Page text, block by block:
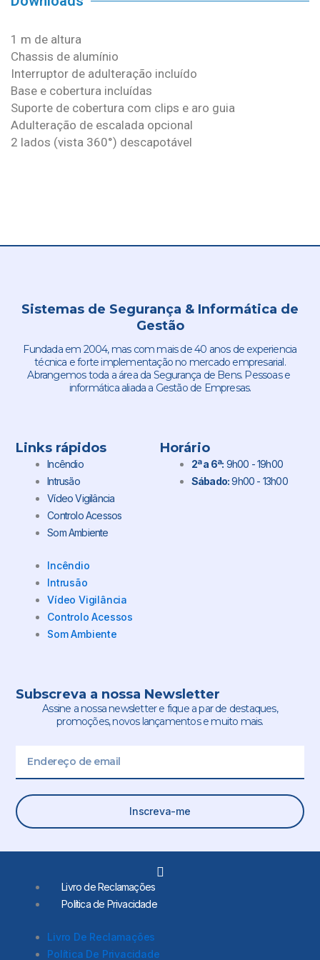
1 m de altura
Chassis de alumínio
Interruptor de adulteração incluído
Base e cobertura incluídas
Suporte de cobertura com clips e aro guia
Adulteração de escalada opcional
2 lados (vista 360°) descapotável
Sistemas de Segurança & Informática de
Gestão
Fundada em 2004, mas com mais de 40 anos de experiencia
técnica e forte implementação no mercado empresarial.
Abrangemos toda a área da Segurança de Bens. Pessoas e
informática aliada a Gestão de Empresas.
Links rápidos
Incêndio
Intrusão
Vídeo Vigilância
Controlo Acessos
Som Ambiente
Incêndio
Intrusão
Vídeo Vigilância
Controlo Acessos
Som Ambiente
Horário
2ª a 6ª: 9h00 - 19h00
Sábado:9h00 - 13h00
Subscreva a nossa Newsletter
Assine a nossa newsletter e fique a par de destaques,
promoções, novos lançamentos e muito mais.
Inscreva-me
Livro de Reclamações
Política de Privacidade
Livro De Reclamações
Política De Privacidade
L